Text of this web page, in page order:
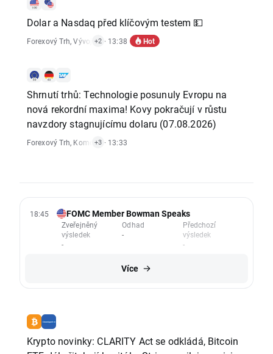
Dolar a Nasdaq před klíčovým testem 💵
Forexový Trh,Vývoj Indexů,Akciový Trh
+2 · 13:38 Hot
Shrnutí trhů: Technologie posunuly Evropu na
nová rekordní maxima! Kovy pokračují v růstu
navzdory stagnujícímu dolaru (07.08.2026)
Forexový Trh, Komoditní Trh,Vývoj Indexů
+3 · 13:33
18:45 FOMC Member Bowman Speaks
Zveřejněný
výsledek
-
Odhad
-
Předchozí
výsledek
-
Více
Krypto novinky: CLARITY Act se odkládá, Bitcoin